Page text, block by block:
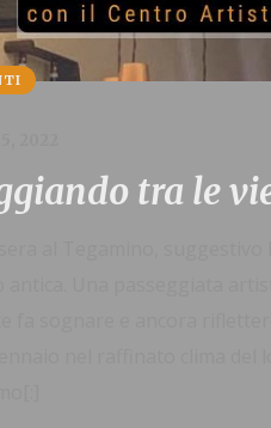
tra le